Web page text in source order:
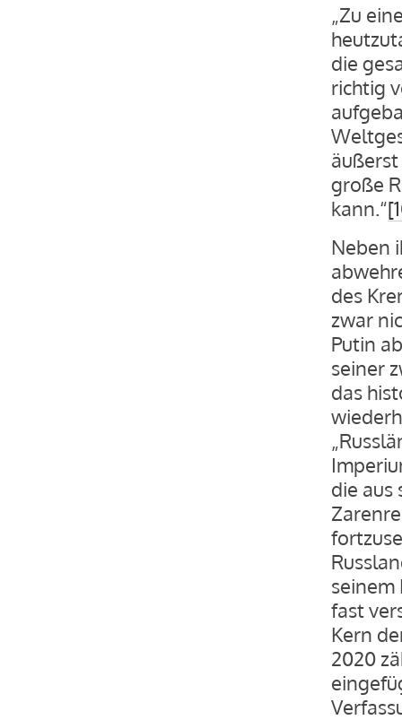
„Zu
die
richtig
große
kann.“
Neben
des
zwar
Putin
seiner
das
die aus
seinem
fast
Kern
2020